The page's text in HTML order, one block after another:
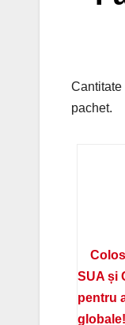
Cantitate
pachet.
SUA și
pentru
globale!